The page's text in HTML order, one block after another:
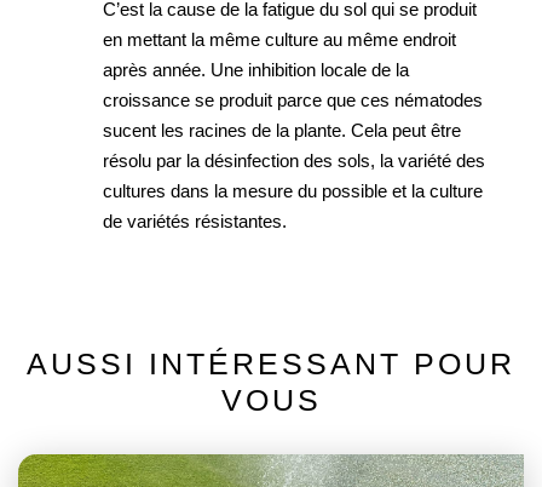
C’est la cause de la fatigue du sol qui se produit
en mettant la même culture au même endroit
après année. Une inhibition locale de la
croissance se produit parce que ces nématodes
sucent les racines de la plante. Cela peut être
résolu par la désinfection des sols, la variété des
cultures dans la mesure du possible et la culture
de variétés résistantes.
AUSSI INTÉRESSANT POUR
VOUS